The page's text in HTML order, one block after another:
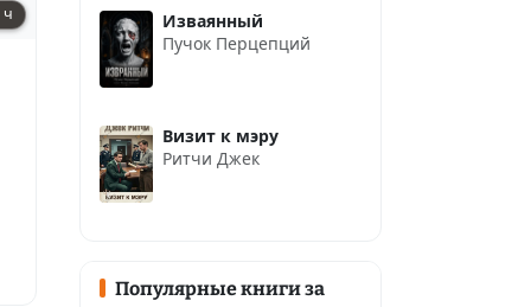
ч
Изваянный
Пучок Перцепций
Визит к мэру
Ритчи Джек
Популярные книги за